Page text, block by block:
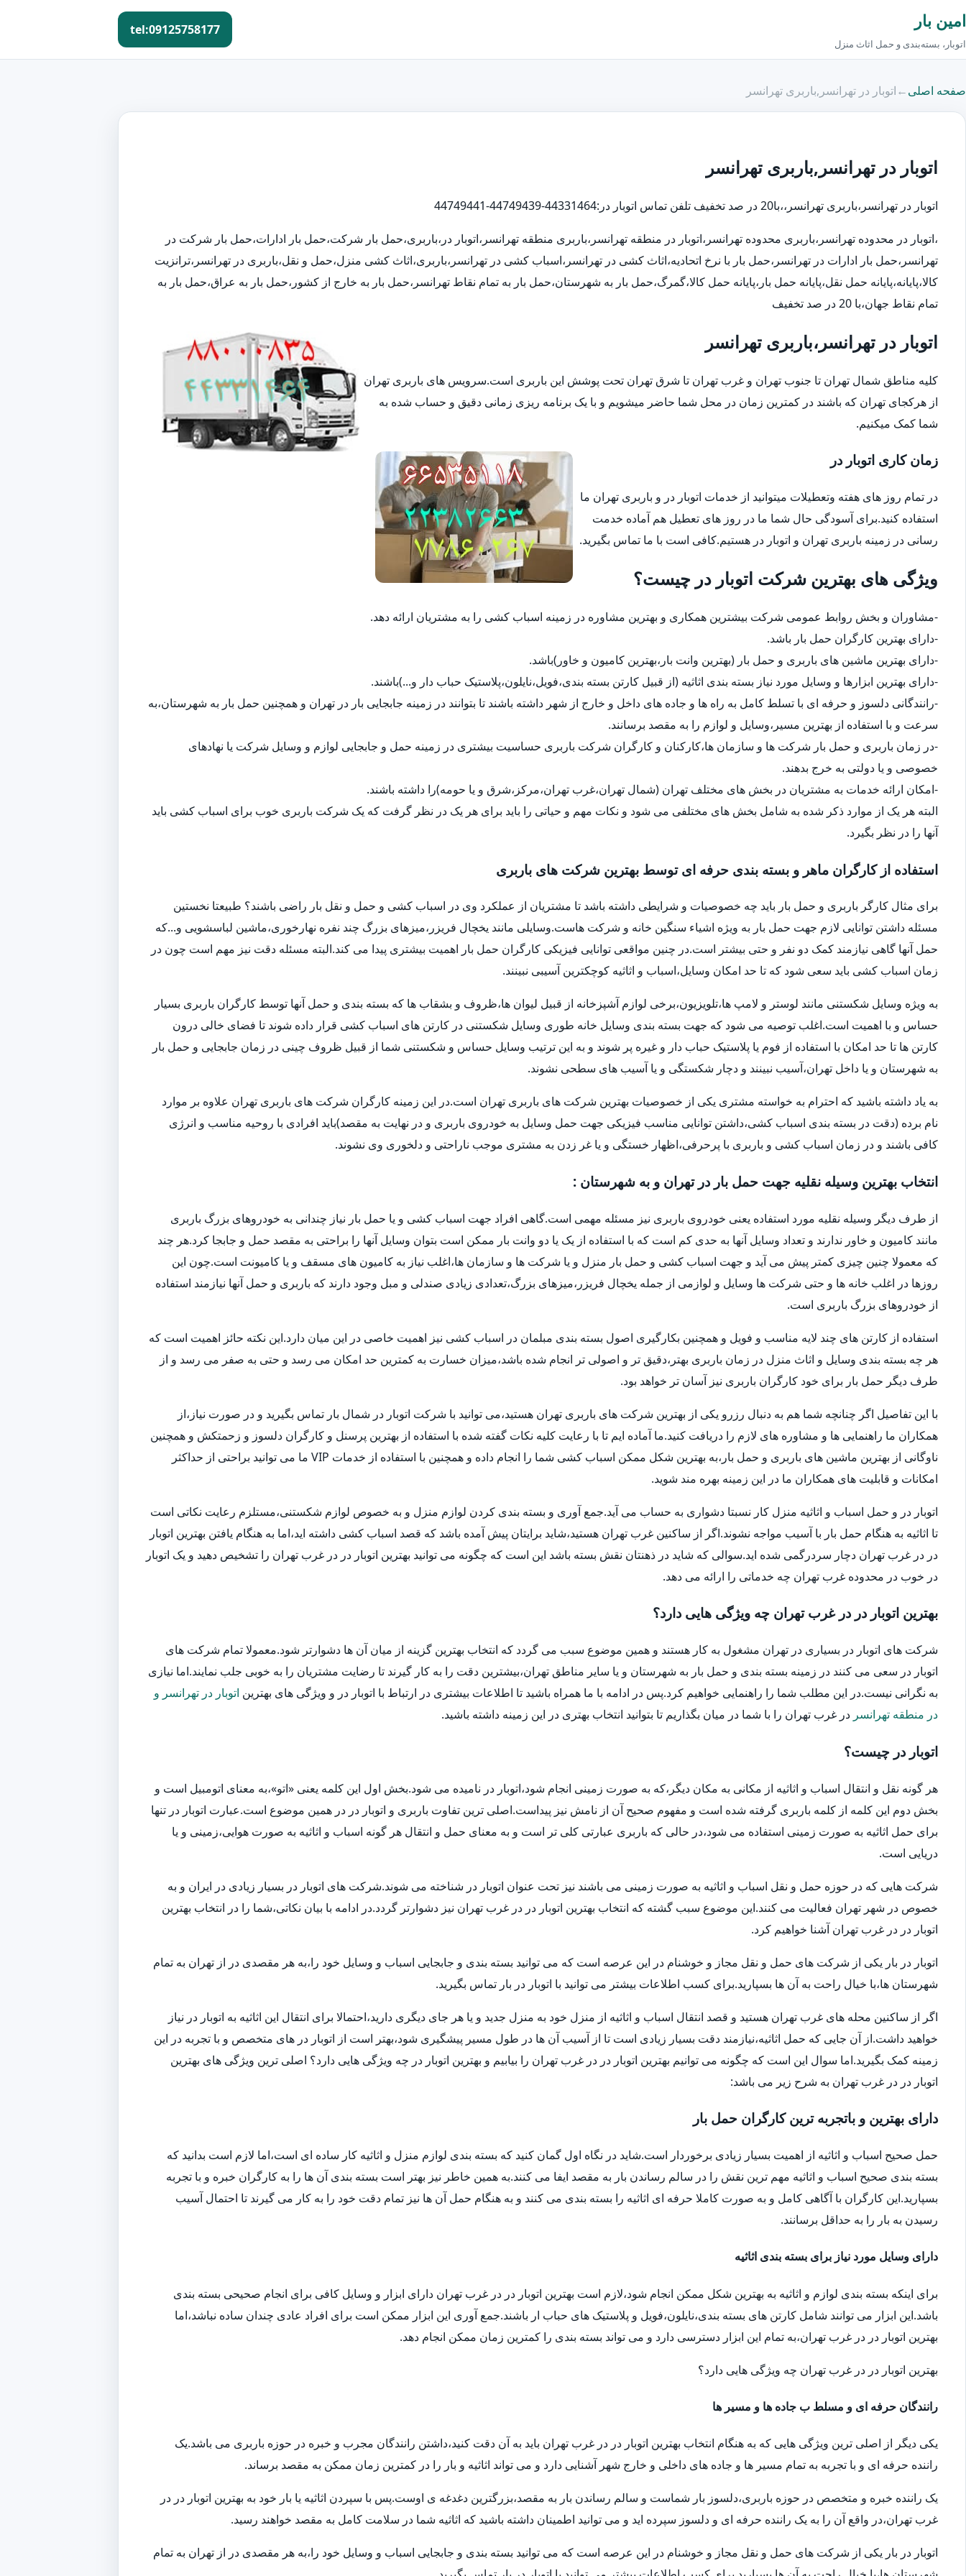
امین بار
اتوبار، بسته‌بندی و حمل اثاث منزل
tel:09125758177
صفحه اصلی←اتوبار در تهرانسر,باربری تهرانسر
اتوبار در تهرانسر,باربری تهرانسر
اتوبار در تهرانسر،باربری تهرانسر،،با20 در صد تخفیف تلفن تماس اتوبار در:44331464-44749439-44749441
،اتوبار در محدوده تهرانسر،باربری محدوده تهرانسر،اتوبار در منطقه تهرانسر،باربری منطقه تهرانسر،اتوبار در،باربری،حمل بار شرکت،حمل بار ادارات،حمل بار شرکت در
تهرانسر،حمل بار ادارات در تهرانسر،حمل بار با نرخ اتحادیه،اثاث کشی در تهرانسر،اسباب کشی در تهرانسر،باربری،اثاث کشی منزل،حمل و نقل،باربری در تهرانسر،ترانزیت
کالا،پایانه،پایانه حمل نقل،پایانه حمل بار،پایانه حمل کالا،گمرگ،حمل بار به شهرستان،حمل بار به تمام نقاط تهرانسر،حمل بار به خارج از کشور،حمل بار به عراق،حمل بار به
تمام نقاط جهان،با 20 در صد تخفیف
اتوبار در تهرانسر،باربری تهرانسر
کلیه مناطق شمال تهران تا جنوب تهران و غرب تهران تا شرق تهران تحت پوشش این باربری است.سرویس های باربری تهران
از هرکجای تهران که باشند در کمترین زمان در محل شما حاضر میشویم و با یک برنامه ریزی زمانی دقیق و حساب شده به
شما کمک میکنیم.
زمان کاری اتوبار در
در تمام روز های هفته وتعطیلات میتوانید از خدمات اتوبار در و باربری تهران ما
استفاده کنید.برای آسودگی حال شما ما در روز های تعطیل هم آماده خدمت
رسانی در زمینه باربری تهران و اتوبار در هستیم.کافی است با ما تماس بگیرید.
ویژگی های بهترین شرکت اتوبار در چیست؟
-مشاوران و بخش روابط عمومی شرکت بیشترین همکاری و بهترین مشاوره در زمینه اسباب کشی را به مشتریان ارائه دهد.
-دارای بهترین کارگران حمل بار باشد.
-دارای بهترین ماشین های باربری و حمل بار (بهترین وانت بار،بهترین کامیون و خاور)باشد.
-دارای بهترین ابزارها و وسایل مورد نیاز بسته بندی اثاثیه (از قبیل کارتن بسته بندی،فویل،نایلون،پلاستیک حباب دار و...)باشند.
-رانندگانی دلسوز و حرفه ای با تسلط کامل به راه ها و جاده های داخل و خارج از شهر داشته باشند تا بتوانند در زمینه جابجایی بار در تهران و همچنین حمل بار به شهرستان،به
سرعت و با استفاده از بهترین مسیر،وسایل و لوازم را به مقصد برسانند.
-در زمان باربری و حمل بار شرکت ها و سازمان ها،کارکنان و کارگران شرکت باربری حساسیت بیشتری در زمینه حمل و جابجایی لوازم و وسایل شرکت یا نهادهای
خصوصی و یا دولتی به خرج بدهند.
-امکان ارائه خدمات به مشتریان در بخش های مختلف تهران (شمال تهران،غرب تهران،مرکز،شرق و یا حومه)را داشته باشند.
البته هر یک از موارد ذکر شده به شامل بخش های مختلفی می شود و نکات مهم و حیاتی را باید برای هر یک در نظر گرفت که یک شرکت باربری خوب برای اسباب کشی باید
آنها را در نظر بگیرد.
استفاده از کارگران ماهر و بسته بندی حرفه ای توسط بهترین شرکت های باربری
برای مثال کارگر باربری و حمل بار باید چه خصوصیات و شرایطی داشته باشد تا مشتریان از عملکرد وی در اسباب کشی و حمل و نقل بار راضی باشند؟ طبیعتا نخستین
مسئله داشتن توانایی لازم جهت حمل بار به ویژه اشیاء سنگین خانه و شرکت هاست.وسایلی مانند یخچال فریزر،میزهای بزرگ چند نفره نهارخوری،ماشین لباسشویی و...که
حمل آنها گاهی نیازمند کمک دو نفر و حتی بیشتر است.در چنین مواقعی توانایی فیزیکی کارگران حمل بار اهمیت بیشتری پیدا می کند.البته مسئله دقت نیز مهم است چون در
زمان اسباب کشی باید سعی شود که تا حد امکان وسایل،اسباب و اثاثیه کوچکترین آسیبی نبینند.
به ویژه وسایل شکستنی مانند لوستر و لامپ ها،تلویزیون،برخی لوازم آشپزخانه از قبیل لیوان ها،ظروف و بشقاب ها که بسته بندی و حمل آنها توسط کارگران باربری بسیار
حساس و با اهمیت است.اغلب توصیه می شود که جهت بسته بندی وسایل خانه طوری وسایل شکستنی در کارتن های اسباب کشی قرار داده شوند تا فضای خالی درون
کارتن ها تا حد امکان با استفاده از فوم یا پلاستیک حباب دار و غیره پر شوند و به این ترتیب وسایل حساس و شکستنی شما از قبیل ظروف چینی در زمان جابجایی و حمل بار
به شهرستان و یا داخل تهران،آسیب نبینند و دچار شکستگی و یا آسیب های سطحی نشوند.
به یاد داشته باشید که احترام به خواسته مشتری یکی از خصوصیات بهترین شرکت های باربری تهران است.در این زمینه کارگران شرکت های باربری تهران علاوه بر موارد
نام برده (دقت در بسته بندی اسباب کشی،داشتن توانایی مناسب فیزیکی جهت حمل وسایل به خودروی باربری و در نهایت به مقصد)باید افرادی با روحیه مناسب و انرژی
کافی باشند و در زمان اسباب کشی و باربری با پرحرفی،اظهار خستگی و یا غر زدن به مشتری موجب ناراحتی و دلخوری وی نشوند.
انتخاب بهترین وسیله نقلیه جهت حمل بار در تهران و به شهرستان :
از طرف دیگر وسیله نقلیه مورد استفاده یعنی خودروی باربری نیز مسئله مهمی است.گاهی افراد جهت اسباب کشی و یا حمل بار نیاز چندانی به خودروهای بزرگ باربری
مانند کامیون و خاور ندارند و تعداد وسایل آنها به حدی کم است که با استفاده از یک یا دو وانت بار ممکن است بتوان وسایل آنها را براحتی به مقصد حمل و جابجا کرد.هر چند
که معمولا چنین چیزی کمتر پیش می آید و جهت اسباب کشی و حمل بار منزل و یا شرکت ها و سازمان ها،اغلب نیاز به کامیون های مسقف و یا کامیونت است.چون این
روزها در اغلب خانه ها و حتی شرکت ها وسایل و لوازمی از جمله یخچال فریزر،میزهای بزرگ،تعدادی زیادی صندلی و مبل وجود دارند که باربری و حمل آنها نیازمند استفاده
از خودروهای بزرگ باربری است.
استفاده از کارتن های چند لایه مناسب و فویل و همچنین بکارگیری اصول بسته بندی مبلمان در اسباب کشی نیز اهمیت خاصی در این میان دارد.این نکته حائز اهمیت است که
هر چه بسته بندی وسایل و اثاث منزل در زمان باربری بهتر،دقیق تر و اصولی تر انجام شده باشد،میزان خسارت به کمترین حد امکان می رسد و حتی به صفر می رسد و از
طرف دیگر حمل بار برای خود کارگران باربری نیز آسان تر خواهد بود.
با این تفاصیل اگر چنانچه شما هم به دنبال رزرو یکی از بهترین شرکت های باربری تهران هستید،می توانید با شرکت اتوبار در شمال بار تماس بگیرید و در صورت نیاز،از
همکاران ما راهنمایی ها و مشاوره های لازم را دریافت کنید.ما آماده ایم تا با رعایت کلیه نکات گفته شده با استفاده از بهترین پرسنل و کارگران دلسوز و زحمتکش و همچنین
ناوگانی از بهترین ماشین های باربری و حمل بار،به بهترین شکل ممکن اسباب کشی شما را انجام داده و همچنین با استفاده از خدمات VIP ما می توانید براحتی از حداکثر
امکانات و قابلیت های همکاران ما در این زمینه بهره مند شوید.
اتوبار در و حمل اسباب و اثاثیه منزل کار نسبتا دشواری به حساب می آید.جمع آوری و بسته بندی کردن لوازم منزل و به خصوص لوازم شکستنی،مستلزم رعایت نکاتی است
تا اثاثیه به هنگام حمل بار با آسیب مواجه نشوند.اگر از ساکنین غرب تهران هستید،شاید برایتان پیش آمده باشد که قصد اسباب کشی داشته اید،اما به هنگام یافتن بهترین اتوبار
در در غرب تهران دچار سردرگمی شده اید.سوالی که شاید در ذهنتان نقش بسته باشد این است که چگونه می توانید بهترین اتوبار در در غرب تهران را تشخیص دهید و یک اتوبار
در خوب در محدوده غرب تهران چه خدماتی را ارائه می دهد.
بهترین اتوبار در در غرب تهران چه ویژگی هایی دارد؟
شرکت های اتوبار در بسیاری در تهران مشغول به کار هستند و همین موضوع سبب می گردد که انتخاب بهترین گزینه از میان آن ها دشوارتر شود.معمولا تمام شرکت های
اتوبار در سعی می کنند در زمینه بسته بندی و حمل بار به شهرستان و یا سایر مناطق تهران،بیشترین دقت را به کار گیرند تا رضایت مشتریان را به خوبی جلب نمایند.اما نیازی
به نگرانی نیست.در این مطلب شما را راهنمایی خواهیم کرد.پس در ادامه با ما همراه باشید تا اطلاعات بیشتری در ارتباط با اتوبار در و ویژگی های بهترین اتوبار در تهرانسر و
در منطقه تهرانسر در غرب تهران را با شما در میان بگذاریم تا بتوانید انتخاب بهتری در این زمینه داشته باشید.
اتوبار در چیست؟
هر گونه نقل و انتقال اسباب و اثاثیه از مکانی به مکان دیگر،که به صورت زمینی انجام شود،اتوبار در نامیده می شود.بخش اول این کلمه یعنی «اتو»،به معنای اتومبیل است و
بخش دوم این کلمه از کلمه باربری گرفته شده است و مفهوم صحیح آن از نامش نیز پیداست.اصلی ترین تفاوت باربری و اتوبار در در همین موضوع است.عبارت اتوبار در تنها
برای حمل اثاثیه به صورت زمینی استفاده می شود،در حالی که باربری عبارتی کلی تر است و به معنای حمل و انتقال هر گونه اسباب و اثاثیه به صورت هوایی،زمینی و یا
دریایی است.
شرکت هایی که در حوزه حمل و نقل اسباب و اثاثیه به صورت زمینی می باشند نیز تحت عنوان اتوبار در شناخته می شوند.شرکت های اتوبار در بسیار زیادی در ایران و به
خصوص در شهر تهران فعالیت می کنند.این موضوع سبب گشته که انتخاب بهترین اتوبار در در غرب تهران نیز دشوارتر گردد.در ادامه با بیان نکاتی،شما را در انتخاب بهترین
اتوبار در در غرب تهران آشنا خواهیم کرد.
اتوبار در بار یکی از شرکت های حمل و نقل مجاز و خوشنام در این عرصه است که می توانید بسته بندی و جابجایی اسباب و وسایل خود را،به هر مقصدی در از تهران به تمام
شهرستان ها،با خیال راحت به آن ها بسپارید.برای کسب اطلاعات بیشتر می توانید با اتوبار در بار تماس بگیرید.
اگر از ساکنین محله های غرب تهران هستید و قصد انتقال اسباب و اثاثیه از منزل خود به منزل جدید و یا هر جای دیگری دارید،احتمالا برای انتقال این اثاثیه به اتوبار در نیاز
خواهید داشت.از آن جایی که حمل اثاثیه،نیازمند دقت بسیار زیادی است تا از آسیب آن ها در طول مسیر پیشگیری شود،بهتر است از اتوبار در های متخصص و با تجربه در این
زمینه کمک بگیرید.اما سوال این است که چگونه می توانیم بهترین اتوبار در در غرب تهران را بیابیم و بهترین اتوبار در چه ویژگی هایی دارد؟ اصلی ترین ویژگی های بهترین
اتوبار در در غرب تهران به شرح زیر می باشد:
دارای بهترین و باتجربه ترین کارگران حمل بار
حمل صحیح اسباب و اثاثیه از اهمیت بسیار زیادی برخوردار است.شاید در نگاه اول گمان کنید که بسته بندی لوازم منزل و اثاثیه کار ساده ای است،اما لازم است بدانید که
بسته بندی صحیح اسباب و اثاثیه مهم ترین نقش را در سالم رساندن بار به مقصد ایفا می کنند.به همین خاطر نیز بهتر است بسته بندی آن ها را به کارگران خبره و با تجربه
بسپارید.این کارگران با آگاهی کامل و به صورت کاملا حرفه ای اثاثیه را بسته بندی می کنند و به هنگام حمل آن ها نیز تمام دقت خود را به کار می گیرند تا احتمال آسیب
رسیدن به بار را به حداقل برسانند.
دارای وسایل مورد نیاز برای بسته بندی اثاثیه
برای اینکه بسته بندی لوازم و اثاثیه به بهترین شکل ممکن انجام شود،لازم است بهترین اتوبار در در غرب تهران دارای ابزار و وسایل کافی برای انجام صحیحی بسته بندی
باشد.این ابزار می توانند شامل کارتن های بسته بندی،نایلون،فویل و پلاستیک های حباب ار باشند.جمع آوری این ابزار ممکن است برای افراد عادی چندان ساده نباشد،اما
بهترین اتوبار در در غرب تهران،به تمام این ابزار دسترسی دارد و می تواند بسته بندی را کمترین زمان ممکن انجام دهد.
بهترین اتوبار در در غرب تهران چه ویژگی هایی دارد؟
رانندگان حرفه ای و مسلط ب جاده ها و مسیر ها
یکی دیگر از اصلی ترین ویژگی هایی که به هنگام انتخاب بهترین اتوبار در در غرب تهران باید به آن دقت کنید،داشتن رانندگان مجرب و خبره در حوزه باربری می باشد.یک
راننده حرفه ای و با تجربه به تمام مسیر ها و جاده های داخلی و خارج شهر آشنایی دارد و می تواند اثاثیه و بار را در کمترین زمان ممکن به مقصد برساند.
یک راننده خبره و متخصص در حوزه باربری،دلسوز بار شماست و سالم رساندن بار به مقصد،بزرگترین دغدغه ی اوست.پس با سپردن اثاثیه یا بار خود به بهترین اتوبار در در
غرب تهران،در واقع آن را به یک راننده حرفه ای و دلسوز سپرده اید و می توانید اطمینان داشته باشید که اثاثیه شما در سلامت کامل به مقصد خواهند رسید.
اتوبار در بار یکی از شرکت های حمل و نقل مجاز و خوشنام در این عرصه است که می توانید بسته بندی و جابجایی اسباب و وسایل خود را،به هر مقصدی در از تهران به تمام